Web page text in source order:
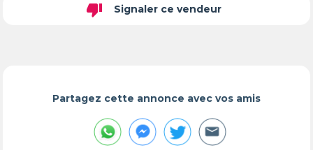
thumb_down Signaler ce vendeur
Partagez cette annonce avec vos amis